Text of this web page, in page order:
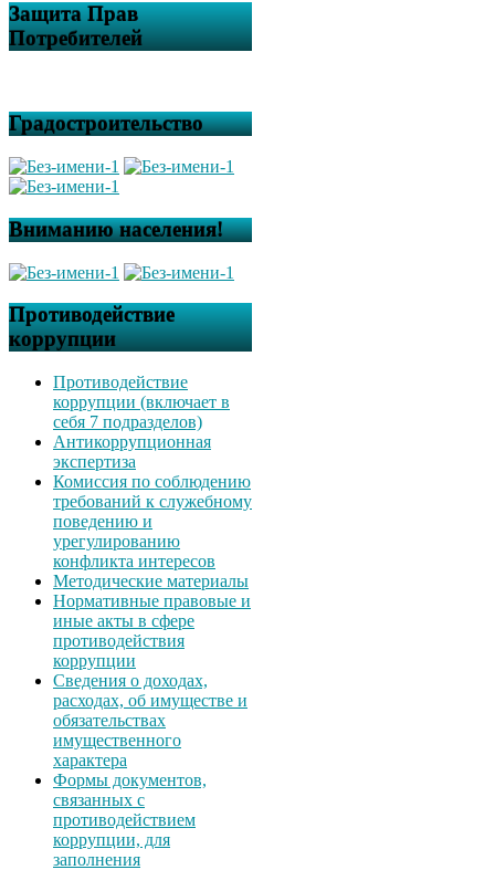
Защита Прав
Потребителей
Градостроительство
Вниманию населения!
Противодействие
коррупции
Противодействие
коррупции (включает в
себя 7 подразделов)
Антикоррупционная
экспертиза
Комиссия по соблюдению
требований к служебному
поведению и
урегулированию
конфликта интересов
Методические материалы
Нормативные правовые и
иные акты в сфере
противодействия
коррупции
Сведения о доходах,
расходах, об имуществе и
обязательствах
имущественного
характера
Формы документов,
связанных с
противодействием
коррупции, для
заполнения